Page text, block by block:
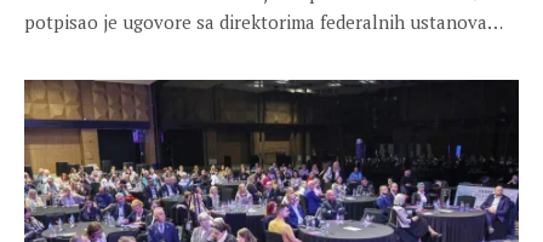
potpisao je ugovore sa direktorima federalnih ustanova…